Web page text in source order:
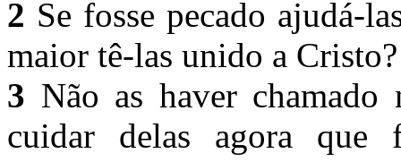
2 Se fosse pecado ajudá-
maior tê-las unido a
3 Não as haver
cuidar delas agora que